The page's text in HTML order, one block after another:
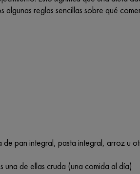
reglas sencillas sobre qué
pan integral, pasta integral, arroz u
una de ellas cruda (una comida al día)